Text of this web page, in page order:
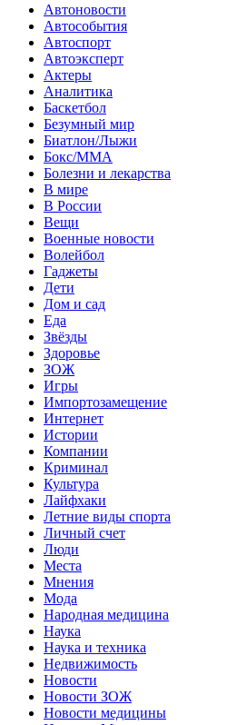
Автоновости
Автособытия
Автоспорт
Автоэксперт
Актеры
Аналитика
Баскетбол
Безумный мир
Биатлон/Лыжи
Бокс/MMA
Болезни и лекарства
В мире
В России
Вещи
Военные новости
Волейбол
Гаджеты
Дети
Дом и сад
Еда
Звёзды
Здоровье
ЗОЖ
Игры
Импортозамещение
Интернет
Истории
Компании
Криминал
Культура
Лайфхаки
Летние виды спорта
Личный счет
Люди
Места
Мнения
Мода
Народная медицина
Наука
Наука и техника
Недвижимость
Новости
Новости ЗОЖ
Новости медицины